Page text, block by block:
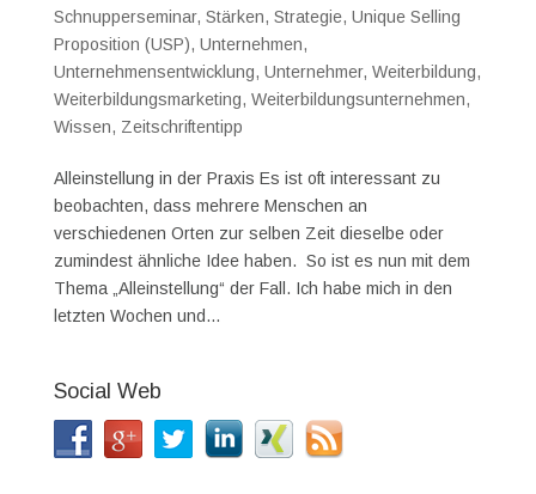
Schnupperseminar, Stärken, Strategie, Unique Selling
Proposition (USP), Unternehmen,
Unternehmensentwicklung, Unternehmer, Weiterbildung,
Weiterbildungsmarketing, Weiterbildungsunternehmen,
Wissen, Zeitschriftentipp
Alleinstellung in der Praxis Es ist oft interessant zu
beobachten, dass mehrere Menschen an
verschiedenen Orten zur selben Zeit dieselbe oder
zumindest ähnliche Idee haben. So ist es nun mit dem
Thema „Alleinstellung“ der Fall. Ich habe mich in den
letzten Wochen und...
Social Web